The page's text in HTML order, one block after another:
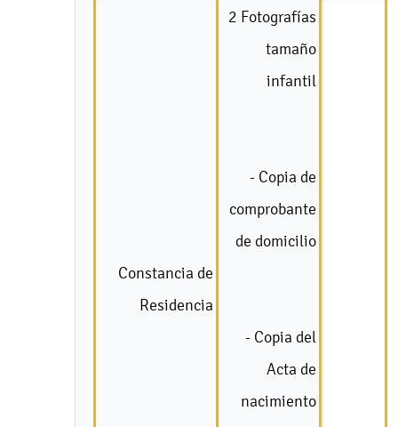
Constancia de
Residencia
2 Fotografías
tamaño
infantil
- Copia de
comprobante
de domicilio
- Copia del
Acta de
nacimiento